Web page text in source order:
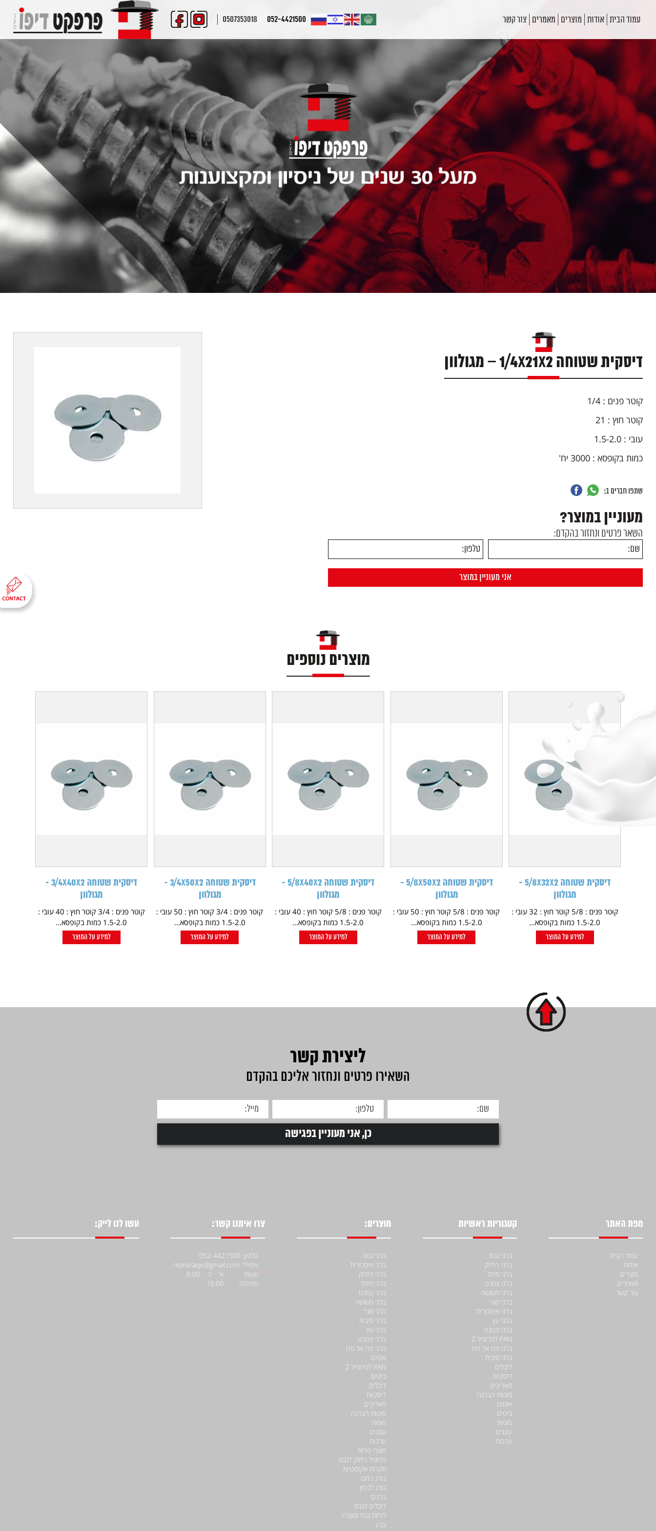
עמוד הבית אודות מוצרים מאמרים צור קשר 052-4421500
0507353018
דיסקית שטוחה 1/4X21X2 – מגולוון
קוטר פנים : 1/4
קוטר חוץ : 21
עובי : 1.5-2.0
כמות בקופסא : 3000 יח'
שתפו חברים ב:
מעוניין במוצר?
השאר פרטים ונחזור בהקדם:
מוצרים נוספים
דיסקית שטוחה 5/8X32X2 -
מגולוון
קוטר פנים : 5/8 קוטר חוץ : 32 עובי :
1.5-2.0 כמות בקופסא...
למידע על המוצר
דיסקית שטוחה 5/8X50X2 -
מגולוון
קוטר פנים : 5/8 קוטר חוץ : 50 עובי :
1.5-2.0 כמות בקופסא...
למידע על המוצר
דיסקית שטוחה 5/8X40X2 -
מגולוון
קוטר פנים : 5/8 קוטר חוץ : 40 עובי :
1.5-2.0 כמות בקופסא...
למידע על המוצר
דיסקית שטוחה 3/4X50X2 -
מגולוון
קוטר פנים : 3/4 קוטר חוץ : 50 עובי :
1.5-2.0 כמות בקופסא...
למידע על המוצר
דיסקית שטוחה 3/4X40X2 -
מגולוון
קוטר פנים : 3/4 קוטר חוץ : 40 עובי :
1.5-2.0 כמות בקופסא...
למידע על המוצר
ליצירת קשר
השאירו פרטים ונחזור אליכם בהקדם
מפת האתר
עמוד הבית
אודות
מוצרים
מאמרים
צור קשר
קטגוריות ראשיות
ברגי גבס
ברגי הידוק
ברגי מיתד
ברגי צמנט
ברגי משושה
ברגי סגר
ברגי איסכורית
ברגי עץ
ברגי פטנט
PAN לפרופיל Z
ברגי פח אל פח
ברגי סיבית
דיבלים
דיסקיות
מאריכים
מוטות הברגה
אומים
ביטים
מופות
עוגנים
ערכות
מוצרים:
ברגי גבס
ברגי איסכורית
ברגי הידוק
ברגי מיתד
ברגי צמנט
ברגי משושה
ברגי סגר
ברגי סיבית
ברגי עץ
ברגי פטנט
ברגי פח אל פח
אומים
PAN לפרופיל Z
ביטים
דיבלים
דיסקיות
מאריכים
מוטות הברגה
מופות
עוגנים
ערכות
מוצרי פרזול
פרופיל ניתוק לגבס
תקרות אקוסטיות
בורג ג'מבו
בורג לבטון
ברגים
דיבלים לגבס
לוחות גבס ומוצריו
צבע
צרו איתנו קשר:
טלפון: 052-4421500
אימייל: moniiraqe@gmail.com
שעות
פתיחה:
א' - ה : 8:00-
18:00
עשו לנו לייק: